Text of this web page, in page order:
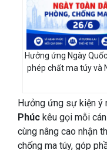
Hưởng ứng Ngày
phép chất ma túy và
Hưởng ứng sự kiện ý
Phúc kêu gọi mỗi
cùng nâng cao nhận
chống ma túy, góp